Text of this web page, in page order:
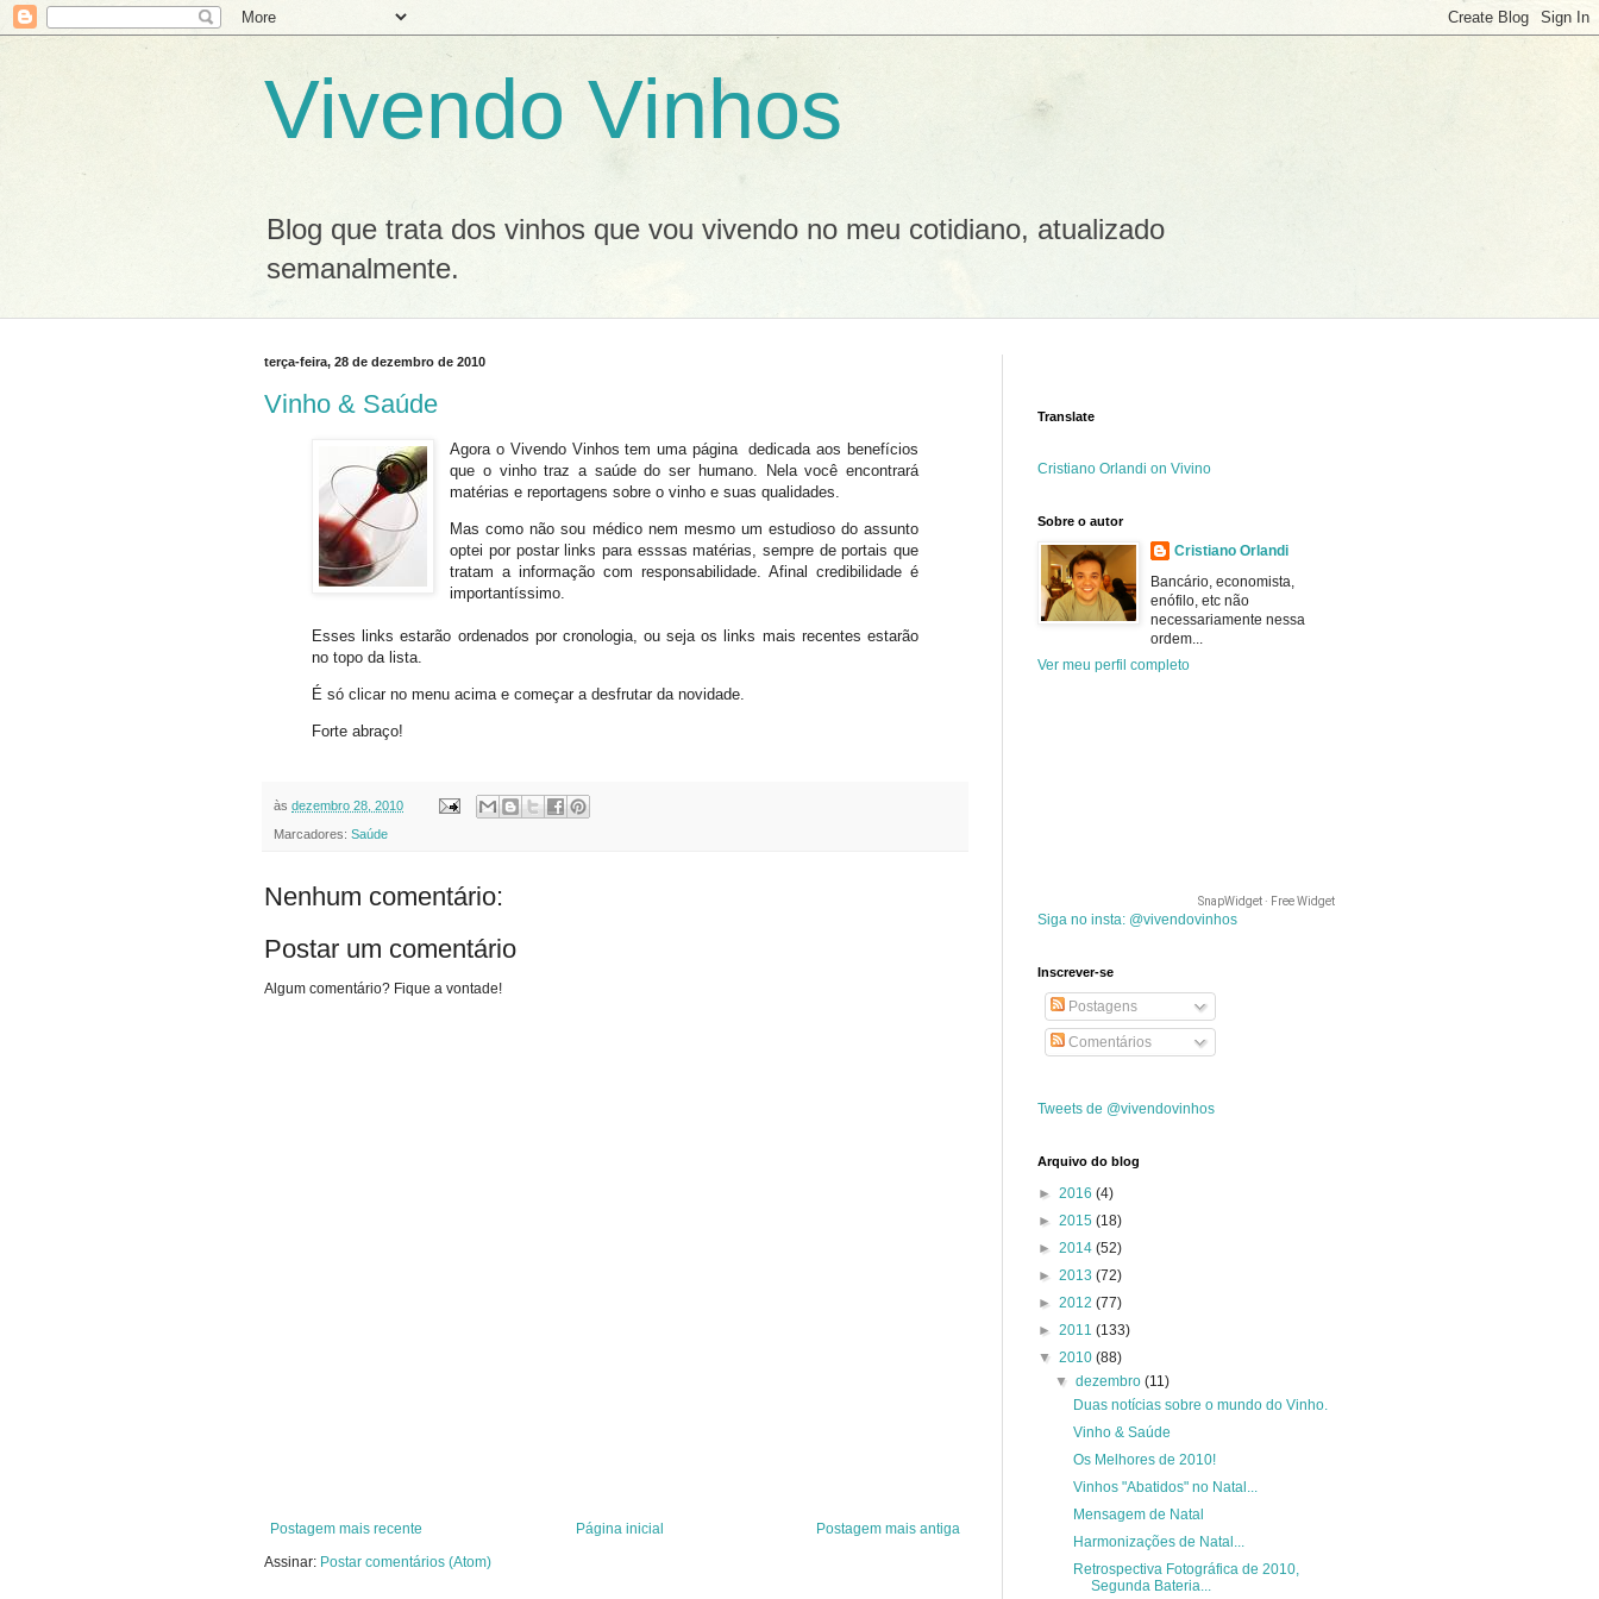
Vivendo Vinhos
Blog que trata dos vinhos que vou vivendo no meu cotidiano, atualizado
semanalmente.
terça-feira, 28 de dezembro de 2010
Vinho & Saúde
Agora o Vivendo Vinhos tem uma página dedicada aos benefícios
que o vinho traz a saúde do ser humano. Nela você encontrará
matérias e reportagens sobre o vinho e suas qualidades.
Mas como não sou médico nem mesmo um estudioso do assunto
optei por postar links para esssas matérias, sempre de portais que
tratam a informação com responsabilidade. Afinal credibilidade é
importantíssimo.
Esses links estarão ordenados por cronologia, ou seja os links mais recentes estarão
no topo da lista.
É só clicar no menu acima e começar a desfrutar da novidade.
Forte abraço!
às dezembro 28, 2010
Marcadores: Saúde
Nenhum comentário:
Postar um comentário
Algum comentário? Fique a vontade!
Postagem mais recente Postagem mais antiga
Página inicial
Assinar: Postar comentários (Atom)
Translate
Cristiano Orlandi on Vivino
Sobre o autor
Cristiano Orlandi
Bancário, economista,
enófilo, etc não
necessariamente nessa
ordem...
Ver meu perfil completo
SnapWidget · Free Widget
Siga no insta: @vivendovinhos
Inscrever-se
Postagens
Comentários
Tweets de @vivendovinhos
Arquivo do blog
► 2016 (4)
► 2015 (18)
► 2014 (52)
► 2013 (72)
► 2012 (77)
► 2011 (133)
▼ 2010 (88)
▼dezembro(11)
Duas notícias sobre o mundo do Vinho.
Vinho & Saúde
Os Melhores de 2010!
Vinhos "Abatidos" no Natal...
Mensagem de Natal
Harmonizações de Natal...
Retrospectiva Fotográfica de 2010,
Segunda Bateria...